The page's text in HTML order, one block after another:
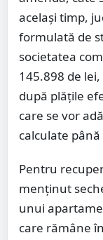
același timp,
formulată de
societatea
145.898 de
după plățile
care se vor
calculate
Pentru
menținut
unui
care rămâne